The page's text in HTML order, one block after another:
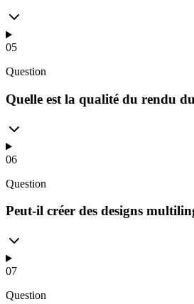
05
Question
Quelle est la qualité du rendu
06
Question
Peut-il créer des designs
07
Question